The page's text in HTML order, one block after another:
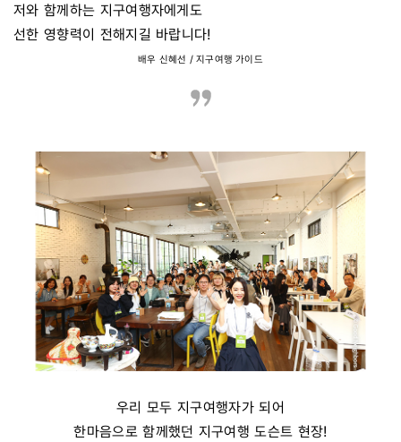
저와 함께하는 지구여행자에게도
선한 영향력이 전해지길 바랍니다!
배우 신혜선 / 지구여행 가이드
우리 모두 지구여행자가 되어
한마음으로 함께했던 지구여행 도슨트 현장!